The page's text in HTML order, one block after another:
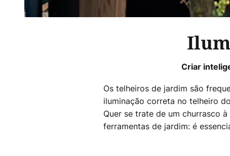
Criar
Os telheiros de jardim são
iluminação correta no telheiro
Quer se trate de um churrasco
ferramentas de jardim: é